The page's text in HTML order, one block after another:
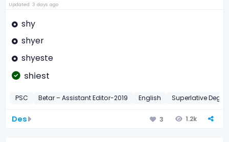
Updated: 3 days ago
shy
shyer
shyeste
shiest
PSC Betar – Assistant Editor-2019 English Superlative
Des 3 1.2k